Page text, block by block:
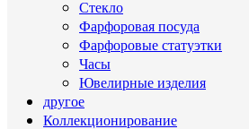
Стекло
Фарфоровая посуда
Фарфоровые статуэтки
Часы
Ювелирные изделия
другое
Коллекционирование